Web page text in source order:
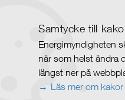
Samtycke till
Energimyndigheten
när som helst ändra
längst ner på
Läs mer om